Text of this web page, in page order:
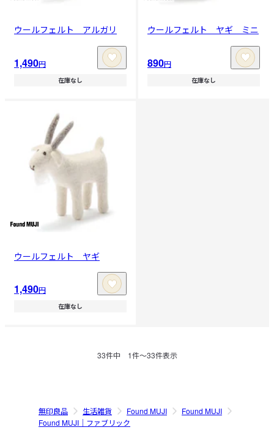
ウールフェルト アルガリ
1,490円
在庫なし
ウールフェルト ヤギ ミニ
890円
在庫なし
ウールフェルト ヤギ
1,490円
在庫なし
33件中 1件〜33件表示
無印良品 生活雑貨 Found MUJI
Found MUJI
Found MUJI｜ファブリック